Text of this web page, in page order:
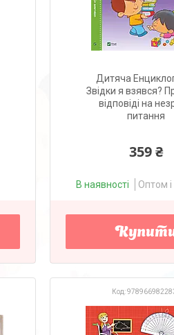
Дитяча
Звідки я взявся?
відповіді на
питання
359 ₴
В наявності Оптом і